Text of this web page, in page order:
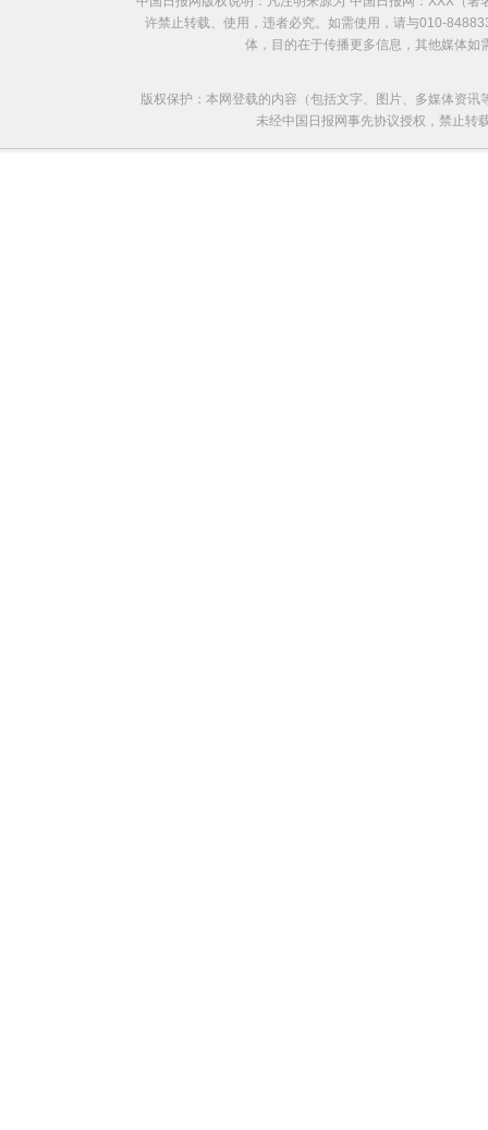
许禁止转载、使用，违者必究。如需使用，请与010-
体，目的在于传播更多信息，其他媒体
版权保护：本网登载的内容（包括文字、图片、多媒体资
未经中国日报网事先协议授权，禁止转